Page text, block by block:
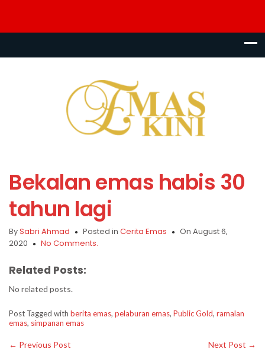
Bekalan emas habis 30
tahun lagi
BySabri Ahmad Posted in Cerita Emas
On August 6,
2020
No Comments.
Related Posts:
No related posts.
Post Tagged with berita emas, pelaburan emas, Public Gold, ramalan
emas, simpanan emas
← Previous Post Next Post →